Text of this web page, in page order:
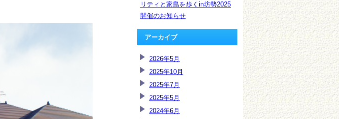
リティと家島を歩くin坊勢2025
開催のお知らせ
アーカイブ
2026年5月
2025年10月
2025年7月
2025年5月
2024年6月